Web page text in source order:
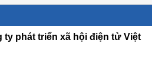
ty phát triển xã hội điện tử Việt